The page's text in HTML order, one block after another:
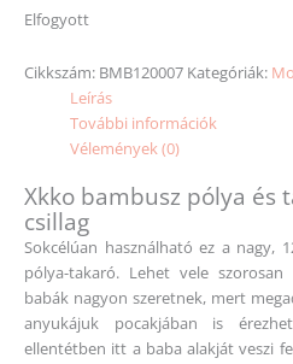
Elfogyott
Cikkszám: BMB120007 Kategóriák:
Leírás
További információk
Vélemények (0)
Xkko bambusz pólya és
csillag
Sokcélúan használható ez a nagy,
pólya-takaró. Lehet vele
babák nagyon szeretnek, mert
anyukájuk pocakjában is
ellentétben itt a baba alakját veszi